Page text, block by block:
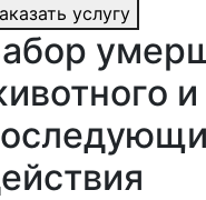
услугу
и